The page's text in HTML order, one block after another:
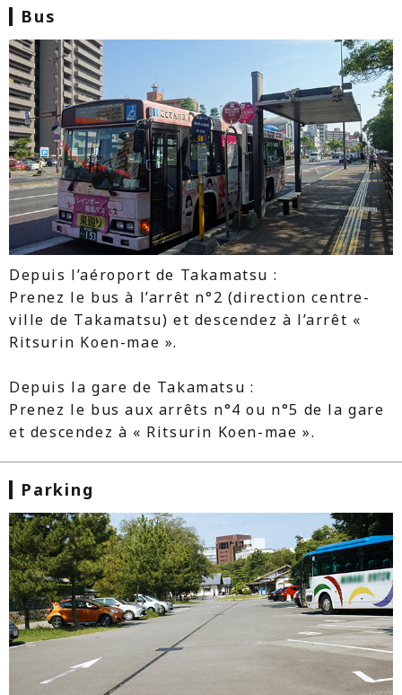
Bus
Depuis l’aéroport de Takamatsu :
Prenez le bus à l’arrêt n°2 (direction centre-
ville de Takamatsu) et descendez à l’arrêt «
Ritsurin Koen-mae ».
Depuis la gare de Takamatsu :
Prenez le bus aux arrêts n°4 ou n°5 de la gare
et descendez à « Ritsurin Koen-mae ».
Parking